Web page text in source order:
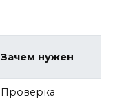
Зачем нужен
Проверка